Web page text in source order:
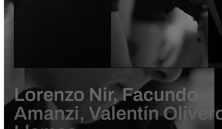
Lorenzo Nir, Facundo
Amanzi, Valentín